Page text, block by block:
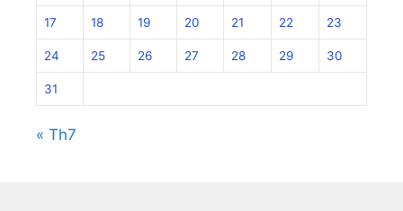
17 18 19 20 21 22 23
24 25 26 27 28 29 30
31
« Th7